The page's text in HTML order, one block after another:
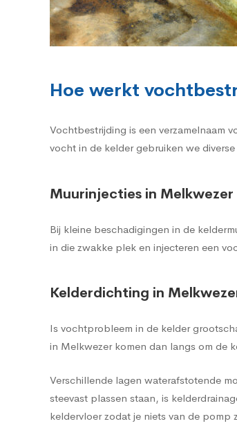
Hoe werkt
Vochtbestrijding is een verzamelnaam
vocht in de kelder gebruiken we
Muurinjecties in Melkwezer
Bij kleine beschadigingen in de
in die zwakke plek en injecteren een
Kelderdichting in
Is vochtprobleem in de kelder
in Melkwezer komen dan langs om de
Verschillende lagen waterafstotende
steevast plassen staan, is
keldervloer zodat je niets van de pomp